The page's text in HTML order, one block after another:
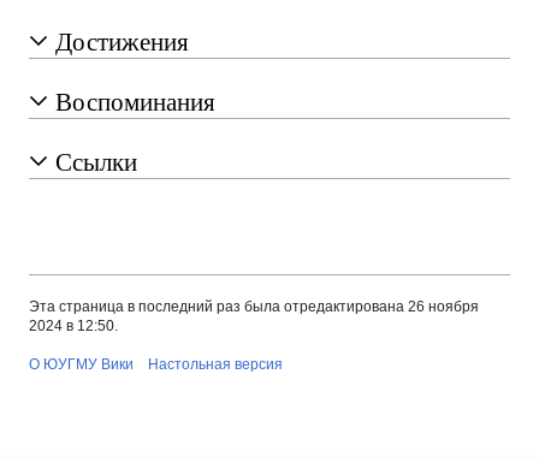
Достижения
Воспоминания
Ссылки
Эта страница в последний раз была отредактирована 26 ноября
2024 в 12:50.
О ЮУГМУ Вики Настольная версия